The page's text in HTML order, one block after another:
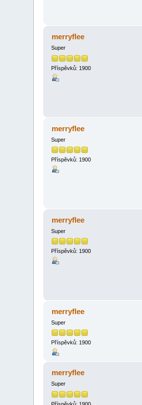
merryflee
Super
Příspěvků: 1900
merryflee
Super
Příspěvků: 1900
merryflee
Super
Příspěvků: 1900
merryflee
Super
Příspěvků: 1900
merryflee
Super